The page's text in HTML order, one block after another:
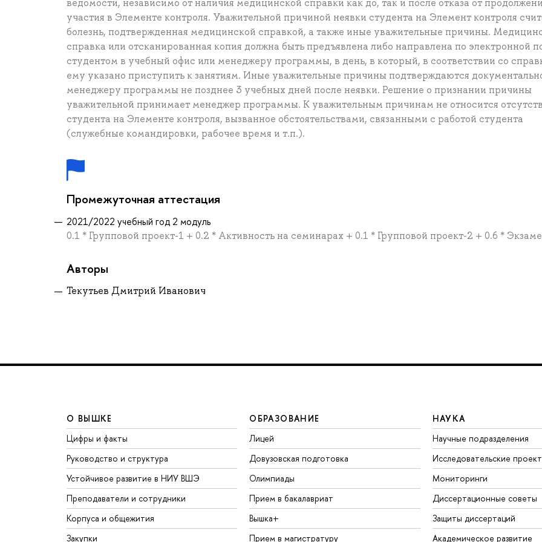
ведомости, независимо от наличия медицинской справки как до, так и после отказа от
участия в Элементе контроля. Уважительной причиной неявки студента на Элемент контроля
болезнь, подтвержденная медицинской справкой, а также иные уважительные причины.
справка или отсканированная копия должна быть предъявлена либо направлена по электронной
студентом в учебный офис или менеджеру программы, в день, в который, в соответствии со
ему указано приступить к занятиям. Иные уважительные причины подтверждаются
менеджеру программы не позднее 3 учебных дней после неявки. Решение о признании причины
уважительной принимает менеджер программы. К уважительным причинам не относится
студента на Элементе контроля, вызванное обстоятельствами, связанными с работой студента
(служебные командировки, рабочее время и т.п.).
Промежуточная аттестация
2021/2022 учебный год 2 модуль
0.1 * Групповой проект-1 + 0.2 * Активность на семинарах + 0.1 * Групповой проект-2 + 0.6 *
Авторы
Текутьев Дмитрий Иванович
О ВЫШКЕ
Цифры и факты
Руководство и структура
Устойчивое развитие в НИУ ВШЭ
Преподаватели и сотрудники
Корпуса и общежития
Закупки
ОБРАЗОВАНИЕ
Лицей
Довузовская подготовка
Олимпиады
Прием в бакалавриат
Вышка+
Прием в магистратуру
НАУКА
Научные подразделения
Исследовательские
Мониторинги
Диссертационные советы
Защиты диссертаций
Академическое развитие